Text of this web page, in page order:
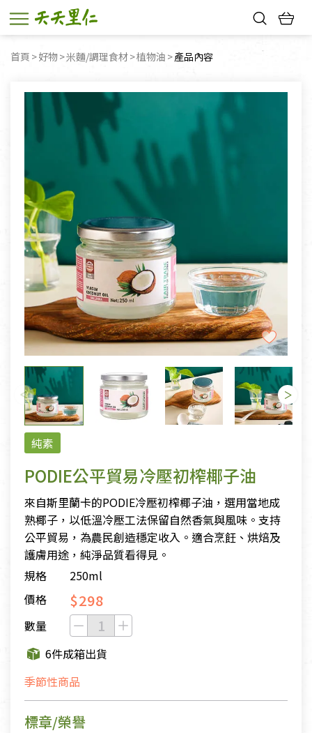
首頁 好物 米麵/調理食材 植物油 目前頁面：
產品內容
純素
PODIE公平貿易冷壓初榨椰子油
來自斯里蘭卡的PODIE冷壓初榨椰子油，選用當地成
熟椰子，以低溫冷壓工法保留自然香氣與風味。支持
公平貿易，為農民創造穩定收入。適合烹飪、烘焙及
護膚用途，純淨品質看得見。
規格
250ml
價格
$298
數量
6件成箱出貨
季節性商品
標章/榮譽